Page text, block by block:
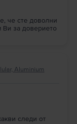
че сте доволни
Ви за доверието
Aluminium
следи от